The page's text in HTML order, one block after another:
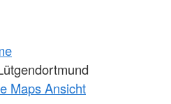
Maps Ansicht